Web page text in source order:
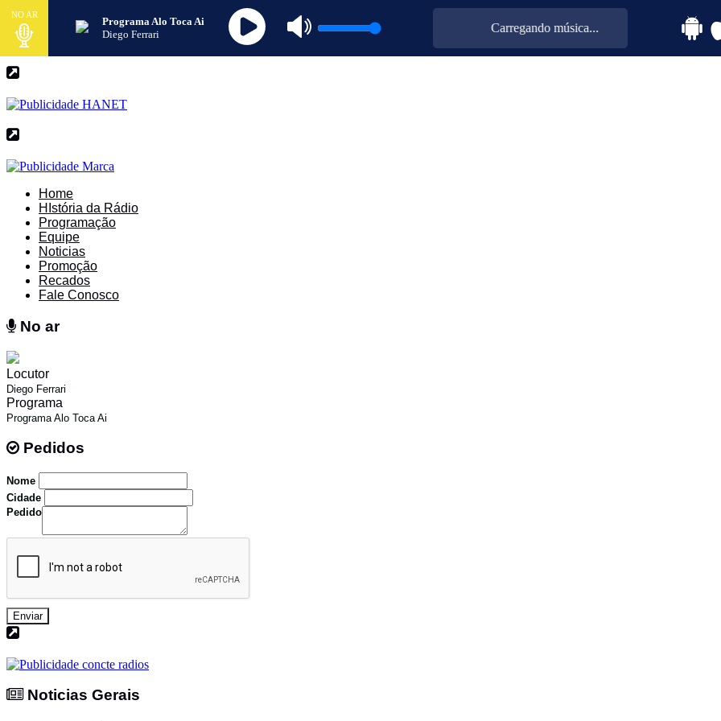
NO AR
Programa Alo Toca Ai
Diego Ferrari
Carregando música...
Home
HIstória da Rádio
Programação
Equipe
Noticias
Promoção
Recados
Fale Conosco
No ar
Locutor
Diego Ferrari
Programa
Programa Alo Toca Ai
Pedidos
Nome
Cidade
Pedido
Enviar
Noticias Gerais